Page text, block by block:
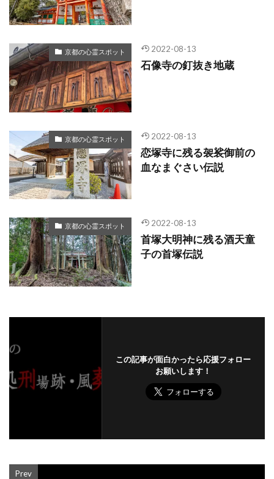
京都の心霊スポット 2022-08-13
石像寺の釘抜き地蔵
京都の心霊スポット 2022-08-13
恋塚寺に残る袈裟御前の
血なまぐさい伝説
京都の心霊スポット 2022-08-13
首塚大明神に残る酒天童
子の首塚伝説
この記事が面白かったら応援フォロー
お願いします！
Prev